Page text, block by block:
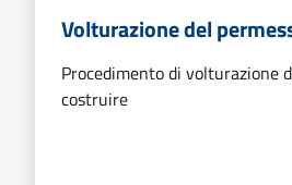
Volturazione del
Procedimento di volturazione
costruire